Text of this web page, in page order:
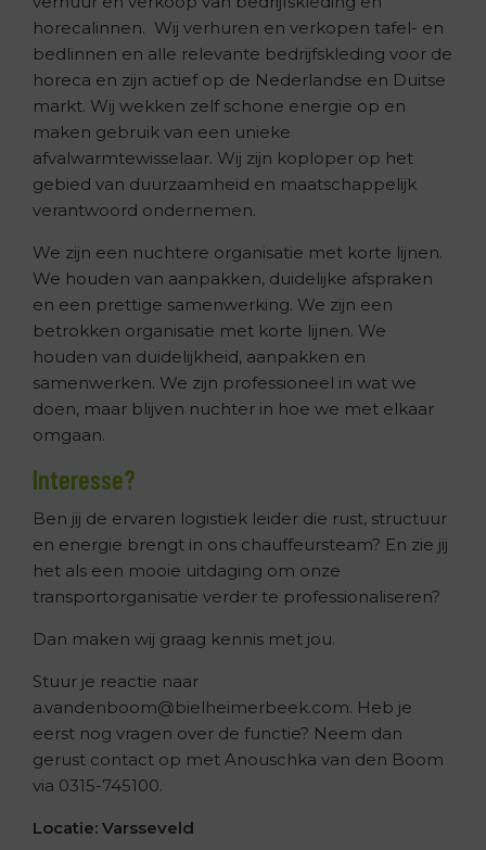
horecalinnen. Wij verhuren en verkopen tafel- en
bedlinnen en alle relevante bedrijfskleding voor de
horeca en zijn actief op de Nederlandse en Duitse
markt. Wij wekken zelf schone energie op en
maken gebruik van een unieke
afvalwarmtewisselaar. Wij zijn koploper op het
gebied van duurzaamheid en maatschappelijk
verantwoord ondernemen.
We zijn een nuchtere organisatie met korte lijnen.
We houden van aanpakken, duidelijke afspraken
en een prettige samenwerking. We zijn een
betrokken organisatie met korte lijnen. We
houden van duidelijkheid, aanpakken en
samenwerken. We zijn professioneel in wat we
doen, maar blijven nuchter in hoe we met elkaar
omgaan.
Interesse?
Ben jij de ervaren logistiek leider die rust, structuur
en energie brengt in ons chauffeursteam? En zie jij
het als een mooie uitdaging om onze
transportorganisatie verder te professionaliseren?
Dan maken wij graag kennis met jou.
Stuur je reactie naar
a.vandenboom@bielheimerbeek.com. Heb je
eerst nog vragen over de functie? Neem dan
gerust contact op met Anouschka van den Boom
via 0315-745100.
Locatie: Varsseveld